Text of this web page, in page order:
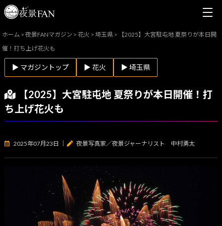
ホーム >夜景FANマガジン >花火 >埼玉県 >
【2025】大宮駐屯地 夏祭りが本日開
催！打ち上げ花火も
▶ マガジントップ ▶ 花火 ▶ 埼玉県
【2025】大宮駐屯地 夏祭りが本日開催！打
ち上げ花火も
2025年07月23日 夜景写真家／夜景ジャーナリスト 中村勇太